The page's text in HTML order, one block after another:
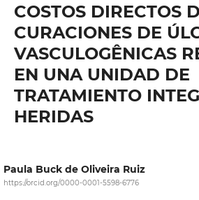
COSTOS DIRECTOS
CURACIONES DE
VASCULOGÊNICAS
EN UNA UNIDAD DE
TRATAMIENTO
HERIDAS
Paula Buck de Oliveira Ruiz
https://orcid.org/0000-0001-5598-6776